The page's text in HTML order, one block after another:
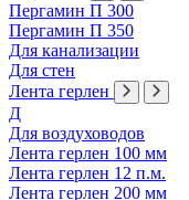
Пергамин П 300
Пергамин П 350
Для канализации
Для стен
Лента герлен
Д
Для воздуховодов
Лента герлен 100 мм
Лента герлен 12 п.м.
Лента герлен 200 мм